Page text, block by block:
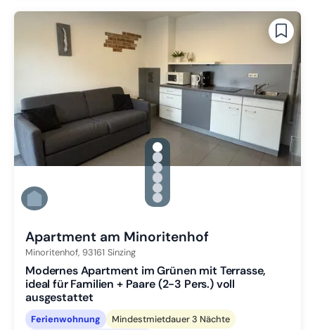
gallery.slide_selector
Zu Slide 1 wechseln
Zu Slide 2 wechseln
Zu Slide 3 wechseln
Zu Slide 4 wechseln
Zu Slide 5 wechseln
Zu Slide 6 wechseln
Apartment am Minoritenhof
Minoritenhof, 93161 Sinzing
Modernes Apartment im Grünen mit Terrasse,
ideal für Familien + Paare (2-3 Pers.) voll
ausgestattet
Ferienwohnung
Mindestmietdauer 3 Nächte